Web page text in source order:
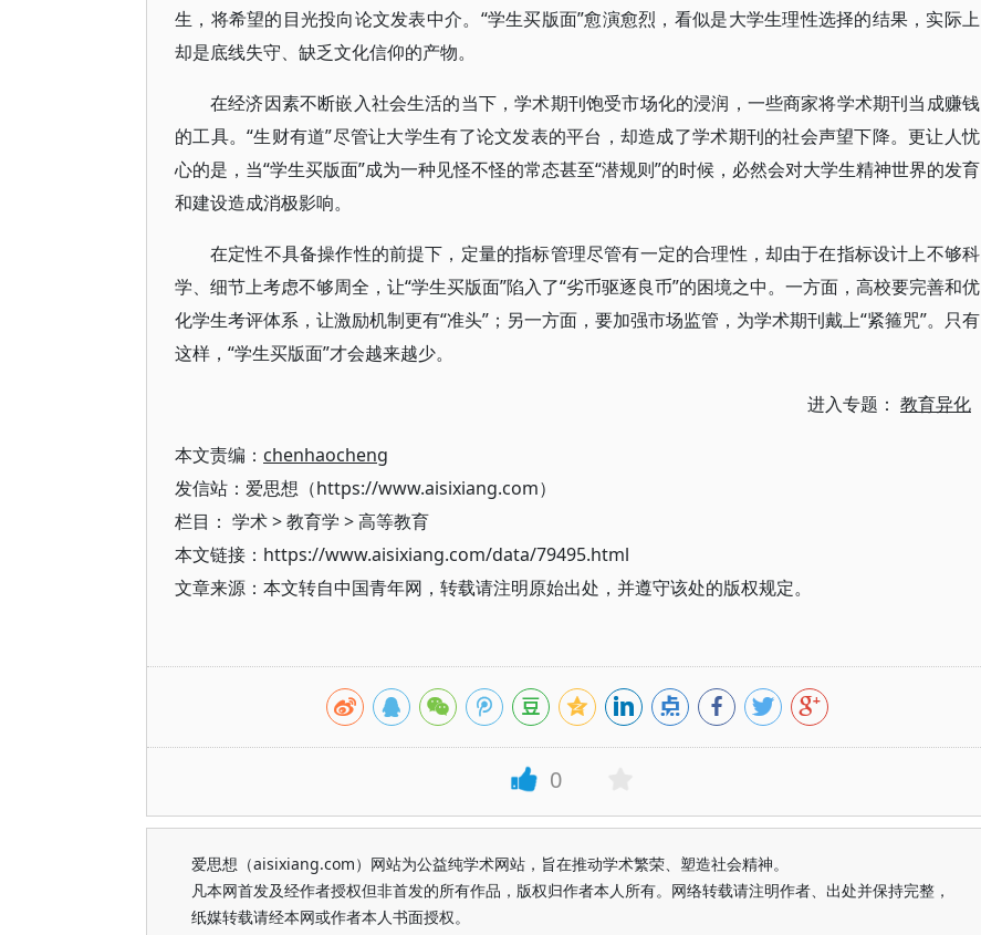
生，将希望的目光投向论文发表中介。“学生买版面”愈演愈烈，看似是大学生理性选择的结果，实际上
却是底线失守、缺乏文化信仰的产物。
在经济因素不断嵌入社会生活的当下，学术期刊饱受市场化的浸润，一些商家将学术期刊当成赚钱
的工具。“生财有道”尽管让大学生有了论文发表的平台，却造成了学术期刊的社会声望下降。更让人忧
心的是，当“学生买版面”成为一种见怪不怪的常态甚至“潜规则”的时候，必然会对大学生精神世界的发育
和建设造成消极影响。
在定性不具备操作性的前提下，定量的指标管理尽管有一定的合理性，却由于在指标设计上不够科
学、细节上考虑不够周全，让“学生买版面”陷入了“劣币驱逐良币”的困境之中。一方面，高校要完善和优
化学生考评体系，让激励机制更有“准头”；另一方面，要加强市场监管，为学术期刊戴上“紧箍咒”。只有
这样，“学生买版面”才会越来越少。
进入专题： 教育异化
本文责编： chenhaocheng
发信站：爱思想（https://www.aisixiang.com）
栏目： 学术>教育学 >高等教育
本文链接：https://www.aisixiang.com/data/79495.html
文章来源：本文转自中国青年网，转载请注明原始出处，并遵守该处的版权规定。
0
爱思想（aisixiang.com）网站为公益纯学术网站，旨在推动学术繁荣、塑造社会精神。
凡本网首发及经作者授权但非首发的所有作品，版权归作者本人所有。网络转载请注明作者、出处并保持完整，
纸媒转载请经本网或作者本人书面授权。